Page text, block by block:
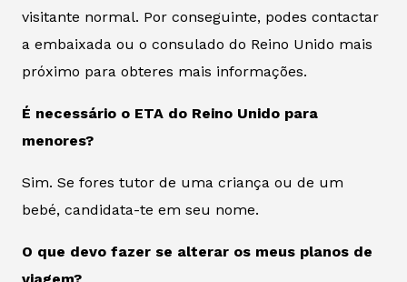
visitante normal. Por conseguinte, podes contactar
a embaixada ou o consulado do Reino Unido mais
próximo para obteres mais informações.
É necessário o ETA do Reino Unido para
menores?
Sim. Se fores tutor de uma criança ou de um
bebé, candidata-te em seu nome.
O que devo fazer se alterar os meus planos de